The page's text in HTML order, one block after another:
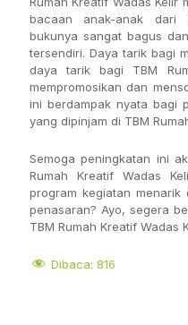
bacaan anak-anak dari
bukunya sangat bagus
tersendiri. Daya tarik bagi
daya tarik bagi TBM
mempromosikan dan
ini berdampak nyata bagi
yang dipinjam di TBM
Semoga peningkatan ini
Rumah Kreatif Wadas
program kegiatan menarik
penasaran? Ayo, segera
TBM Rumah Kreatif Wadas
Dibaca: 816